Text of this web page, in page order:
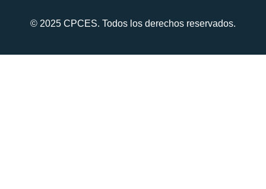
© 2025 CPCES. Todos los derechos reservados.